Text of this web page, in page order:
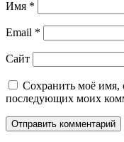
Имя *
Email *
Сайт
Сохранить моё имя,
последующих моих